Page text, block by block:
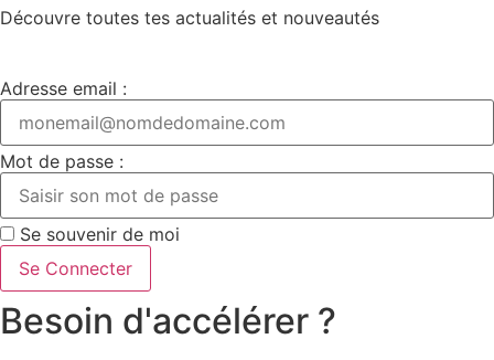
Découvre toutes tes actualités et nouveautés
Adresse email :
Mot de passe :
Se souvenir de moi
Se Connecter
Besoin d'accélérer ?